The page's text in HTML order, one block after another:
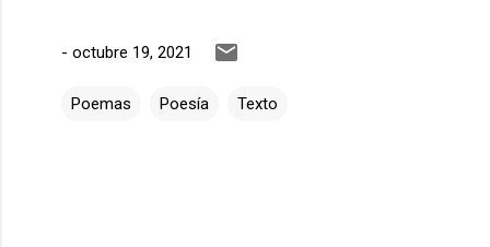
- octubre 19, 2021
Poemas Poesía Texto